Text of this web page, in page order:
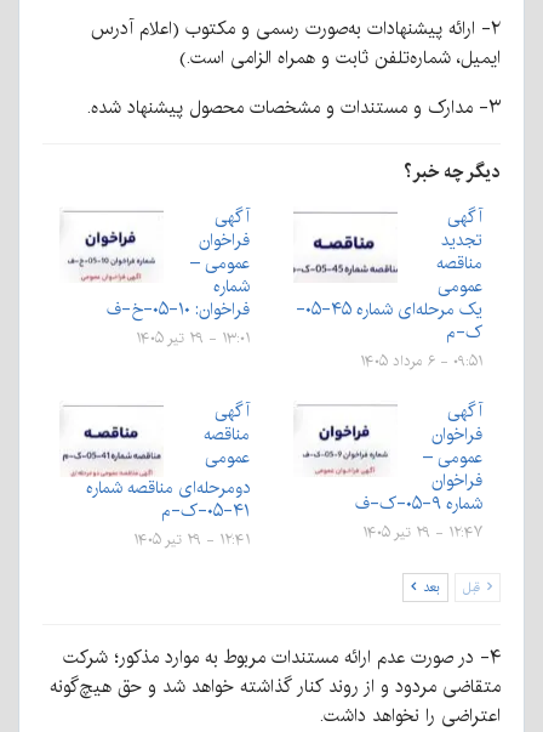
۲- ارائه پیشنهادات به‌صورت رسمی و مکتوب (اعلام آدرس
ایمیل، شماره‌تلفن ثابت و همراه الزامی است.)
۳- مدارک و مستندات و مشخصات محصول پیشنهاد شده.
دیگر چه خبر؟
آگهی
تجدید
مناقصه
عمومی
یک مرحله‌ای شماره ۴۵-۰۵-
ک-م
۰۹:۵۱ - ۶ مرداد ۱۴۰۵
آگهی
فراخوان
عمومی –
شماره
فراخوان: ۱۰-۰۵-خ-ف
۱۳:۰۱ - ۲۹ تیر ۱۴۰۵
آگهی
فراخوان
عمومی –
فراخوان
شماره ۹-۰۵-ک-ف
۱۲:۴۷ - ۲۹ تیر ۱۴۰۵
آگهی
مناقصه
عمومی
دومرحله‌ای مناقصه شماره
۴۱-۰۵-ک-م
۱۲:۴۱ - ۲۹ تیر ۱۴۰۵
قبل بعد
۴- در صورت عدم ارائه مستندات مربوط به موارد مذکور؛ شرکت
متقاضی مردود و از روند کنار گذاشته خواهد شد و حق هیچ‌گونه
اعتراضی را نخواهد داشت.